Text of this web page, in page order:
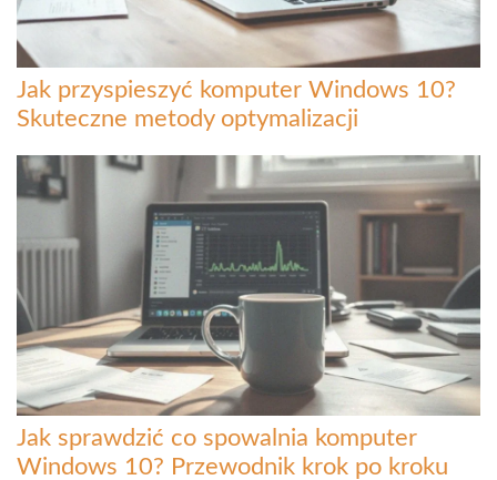
Jak przyspieszyć komputer Windows 10?
Skuteczne metody optymalizacji
Jak sprawdzić co spowalnia komputer
Windows 10? Przewodnik krok po kroku